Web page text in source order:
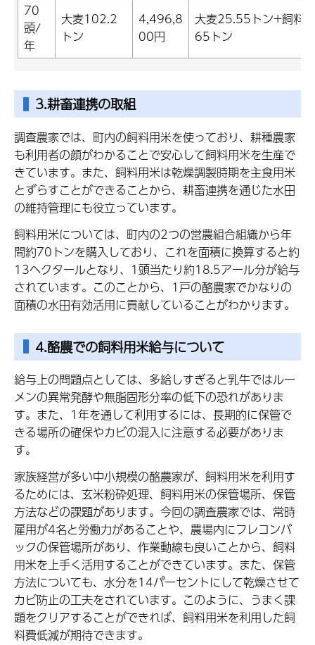
70
頭/
年
大麦102.2
トン
4,496,8
00円
大麦25.55トン+飼料
65トン
3.耕畜連携の取組
調査農家では、町内の飼料用米を使っており、耕種農家
も利用者の顔がわかることで安心して飼料用米を生産で
きています。また、飼料用米は乾燥調製時期を主食用米
とずらすことができることから、耕畜連携を通じた水田
の維持管理にも役立っています。
飼料用米については、町内の2つの営農組合組織から年
間約70トンを購入しており、これを面積に換算すると約
13ヘクタールとなり、1頭当たり約18.5アール分が給与
されています。このことから、1戸の酪農家でかなりの
面積の水田有効活用に貢献していることがわかります。
4.酪農での飼料用米給与について
給与上の問題点としては、多給しすぎると乳牛ではルー
メンの異常発酵や無脂固形分率の低下の恐れがありま
す。また、1年を通して利用するには、長期的に保管で
きる場所の確保やカビの混入に注意する必要がありま
す。
家族経営が多い中小規模の酪農家が、飼料用米を利用す
るためには、玄米粉砕処理、飼料用米の保管場所、保管
方法などの課題があります。今回の調査農家では、常時
雇用が4名と労働力があることや、農場内にフレコンバ
ックの保管場所があり、作業動線も良いことから、飼料
用米を上手く活用することができています。また、保管
方法についても、水分を14パーセントにして乾燥させて
カビ防止の工夫をされています。このように、うまく課
題をクリアすることができれば、飼料用米を利用した飼
料費低減が期待できます。